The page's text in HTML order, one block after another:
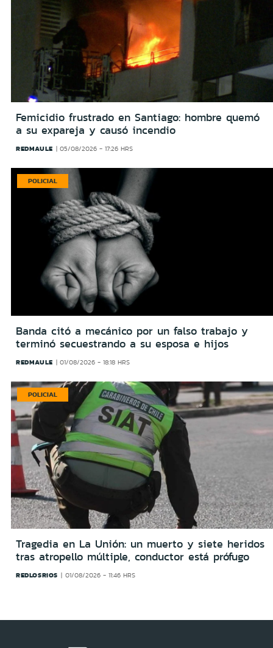
Femicidio frustrado en Santiago: hombre quemó
a su expareja y causó incendio
REDMAULE 05/08/2026 - 17:26 HRS
POLICIAL
Banda citó a mecánico por un falso trabajo y
terminó secuestrando a su esposa e hijos
REDMAULE 01/08/2026 - 18:18 HRS
POLICIAL
Tragedia en La Unión: un muerto y siete heridos
tras atropello múltiple, conductor está prófugo
REDLOSRIOS 01/08/2026 - 11:46 HRS